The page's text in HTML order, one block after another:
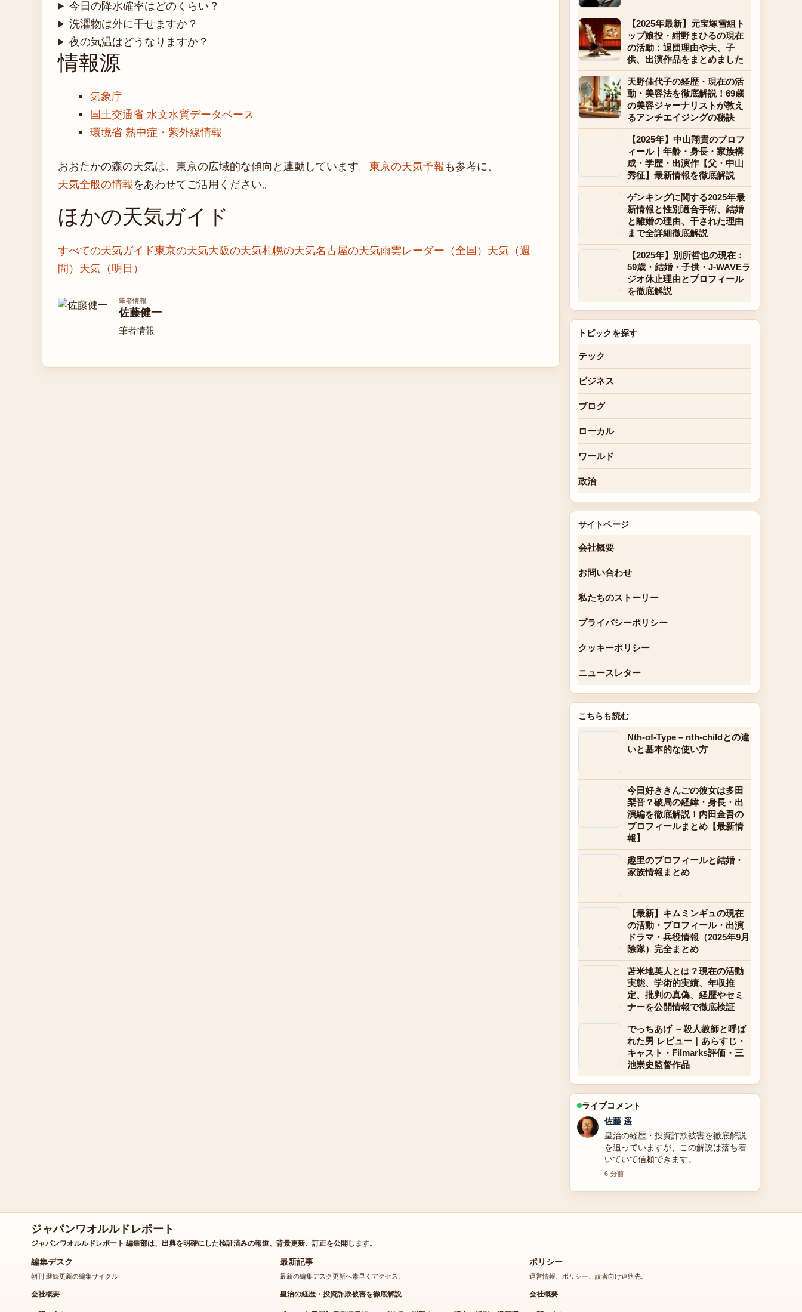
今日の降水確率はどのくらい？
洗濯物は外に干せますか？
夜の気温はどうなりますか？
情報源
気象庁
国土交通省 水文水質データベース
環境省 熱中症・紫外線情報
おおたかの森の天気は、東京の広域的な傾向と連動しています。 東京の天気予報 も参考に、
天気全般の情報をあわせてご活用ください。
ほかの天気ガイド
すべての天気ガイド東京の天気大阪の天気札幌の天気名古屋の天気雨雲レーダー（全国） 天気（週
間） 天気（明日）
筆者情報
佐藤健一
筆者情報
【2025年最新】元宝塚雪組ト
ップ娘役・紺野まひるの現在
の活動：退団理由や夫、子
供、出演作品をまとめました
天野佳代子の経歴・現在の活
動・美容法を徹底解説！69歳
の美容ジャーナリストが教え
るアンチエイジングの秘訣
【2025年】中山翔貴のプロフ
ィール｜年齢・身長・家族構
成・学歴・出演作【父・中山
秀征】最新情報を徹底解説
ゲンキングに関する2025年最
新情報と性別適合手術、結婚
と離婚の理由、干された理由
まで全詳細徹底解説
【2025年】別所哲也の現在：
59歳・結婚・子供・J-WAVEラ
ジオ休止理由とプロフィール
を徹底解説
トピックを探す
テック
ビジネス
ブログ
ローカル
ワールド
政治
サイトページ
会社概要
お問い合わせ
私たちのストーリー
プライバシーポリシー
クッキーポリシー
ニュースレター
こちらも読む
Nth-of-Type – nth-childとの違
いと基本的な使い方
今日好ききんごの彼女は多田
梨音？破局の経緯・身長・出
演編を徹底解説！内田金吾の
プロフィールまとめ【最新情
報】
趣里のプロフィールと結婚・
家族情報まとめ
【最新】キムミンギュの現在
の活動・プロフィール・出演
ドラマ・兵役情報（2025年9月
除隊）完全まとめ
苫米地英人とは？現在の活動
実態、学術的実績、年収推
定、批判の真偽、経歴やセミ
ナーを公開情報で徹底検証
でっちあげ ～殺人教師と呼ば
れた男 レビュー｜あらすじ・
キャスト・Filmarks評価・三
池崇史監督作品
ライブコメント
伊藤 芽衣
【2025年最新】元宝塚雪組トップ娘
役・紺野まひるの現在の活動：退団理
由や夫、子供、出演作品をまとめまし
た の背景説明が助かります。ライブ更
ジャパンワオルルドレポート
ジャパンワオルルドレポート 編集部は、出典を明確にした検証済みの報道、背景更新、訂正を公開します。
編集デスク
朝刊 継続更新の編集サイクル
最新記事
最新の編集デスク更新へ素早くアクセス。
ポリシー
運営情報、ポリシー、読者向け連絡先。